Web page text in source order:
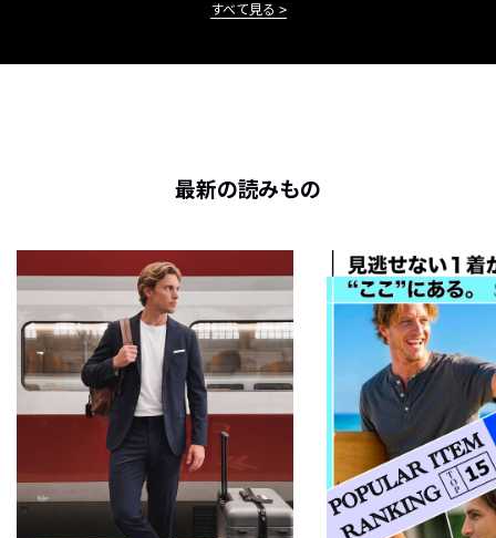
すべて見る
最新の読みもの